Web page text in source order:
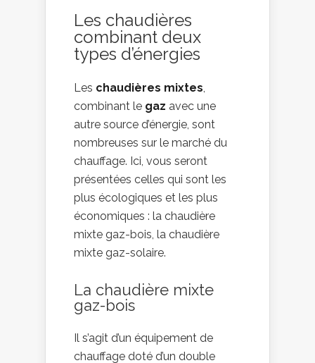
Les chaudières
combinant deux
types d’énergies
Les chaudières mixtes,
combinant le gaz avec une
autre source d’énergie, sont
nombreuses sur le marché du
chauffage. Ici, vous seront
présentées celles qui sont les
plus écologiques et les plus
économiques : la chaudière
mixte gaz-bois, la chaudière
mixte gaz-solaire.
La chaudière mixte
gaz-bois
Il s’agit d’un équipement de
chauffage doté d’un double